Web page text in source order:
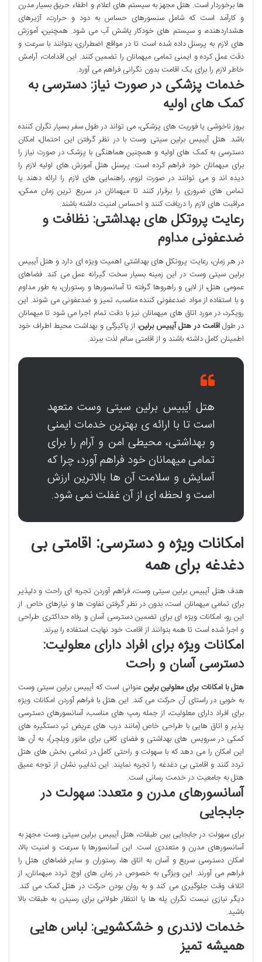
ها برخوردار است. هتل مجهز به سیستم های اعلام و اطفاء حریق بسیار مدرن
و کارآمد است که شامل سنسورهای حساس به دود و حرارت، آژیرهای
هشداردهنده، و سیستم های خودکار پاشش آب می شود. همچنین، آموزش
های لازم به پرسنل داده شده است تا در مواقع اضطراری، بتوانند با سرعت و
دقت عمل کرده و ایمنی تمامی میهمانان را تضمین کنند. این اقدامات، آرامش
خاطر لازم را برای یک اقامت بدون نگرانی فراهم می آورد.
خدمات پزشکی در صورت نیاز: دسترسی به
کمک های اولیه
بروز ناخوشی یا فوریت های پزشکی، می تواند در طول سفر بسیار نگران کننده
باشد. هتل آیبیس برلین سیتی وست با در نظر گرفتن این احتمال، امکان
دسترسی به کمک های اولیه و همچنین هماهنگی با پزشک در صورت نیاز را
برای میهمانان خود فراهم کرده است. پرسنل هتل آموزش های اولیه لازم را
دیده اند و می توانند در صورت لزوم، راهنمایی های لازم را ارائه دهند یا
تماس های ضروری را برقرار کنند تا میهمانان در سریع ترین زمان ممکن،
مراقبت های لازم را دریافت کنند و احساس امنیت داشته باشند.
رعایت پروتکل های بهداشتی: نظافت و
ضدعفونی مداوم
در هر زمان، رعایت پروتکل های بهداشتی اهمیت ویژه ای دارد و هتل آیبیس
برلین سیتی وست در این زمینه بسیار سخت گیرانه عمل می کند. فضاهای
عمومی هتل، از لابی و راهروها گرفته تا آسانسورها و رستوران، به طور مداوم
و با استفاده از مواد ضدعفونی کننده مناسب، تمیز و ضدعفونی می شوند. این
رویکرد، در مورد اتاق های میهمانان نیز با دقت تمام اجرا می شود تا میهمانان
در طولاقامت در هتل آیبیس برلین، از پاکیزگی و بهداشت محیط اطراف خود
اطمینان کامل داشته باشند و از اقامتی سالم لذت ببرند.
هتل آیبیس برلین سیتی وست متعهد
است تا با ارائه ی بهترین خدمات ایمنی
و بهداشتی، محیطی امن و آرام را برای
تمامی میهمانان خود فراهم آورد، چرا که
آسایش و سلامت آن ها بالاترین ارزش
است و لحظه ای از آن غفلت نمی شود.
امکانات ویژه و دسترسی: اقامتی بی
دغدغه برای همه
هدف هتل آیبیس برلین سیتی وست، فراهم آوردن تجربه ای راحت و دلپذیر
برای تمامی میهمانان است، بدون در نظر گرفتن تفاوت ها و نیازهای خاص. از
این رو، امکانات ویژه ای برای تضمین دسترسی آسان و رفاه حداکثری طراحی
و اجرا شده است تا همه بتوانند از اقامت خود نهایت استفاده را ببرند.
امکانات ویژه برای افراد دارای معلولیت:
دسترسی آسان و راحت
هتل با امکانات برای معلولین برلینعنوانی است که آیبیس برلین سیتی وست
به خوبی در راستای آن حرکت می کند. این هتل با فراهم آوردن امکانات ویژه
برای افراد دارای معلولیت، از جمله رمپ های مناسب، آسانسورهای دسترسی
پذیر و اتاق هایی با طراحی خاص (مانند درب های عریض تر، دستگیره های
کمکی در سرویس های بهداشتی و فضای کافی برای مانور ویلچر)، به آن ها
این امکان را می دهد که با سهولت و راحتی کامل در تمامی بخش های هتل
تردد کنند و اقامتی بی دغدغه را تجربه نمایند. این تدابیر، نشان از توجه عمیق
هتل به جامعیت در خدمت رسانی است.
آسانسورهای مدرن و متعدد: سهولت در
جابجایی
برای سهولت در جابجایی بین طبقات، هتل آیبیس برلین سیتی وست مجهز به
آسانسورهای مدرن و متعددی است. این آسانسورها با سرعت و امنیت بالا،
امکان دسترسی سریع و آسان به اتاق ها، رستوران و سایر فضاهای هتل را
فراهم می آورند. این ویژگی به خصوص در زمان های اوج تردد میهمانان، از
اتلاف وقت جلوگیری می کند و به روان بودن حرکت در هتل کمک می کند.
دیگر نیازی نیست نگران پله ها یا انتظار طولانی برای رسیدن به طبقات بالا
باشید.
خدمات لاندری و خشکشویی: لباس هایی
همیشه تمیز